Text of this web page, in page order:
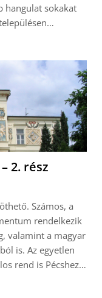
hangulat sokakat
2. rész
Számos, a
rendelkezik
valamint a magyar
is. Az egyetlen
rend is Pécshez…